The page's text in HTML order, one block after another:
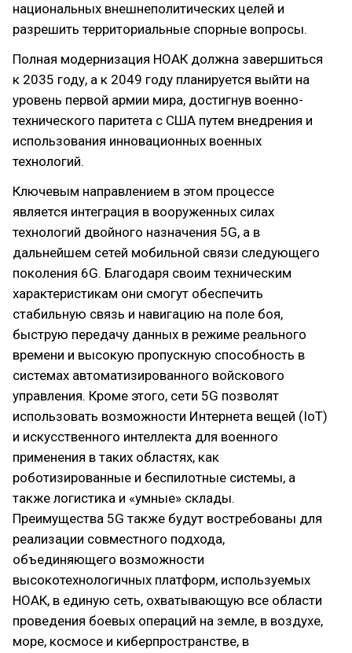
национальных внешнеполитических целей и
разрешить территориальные спорные вопросы.
Полная модернизация НОАК должна завершиться
к 2035 году, а к 2049 году планируется выйти на
уровень первой армии мира, достигнув военно-
технического паритета с США путем внедрения и
использования инновационных военных
технологий.
Ключевым направлением в этом процессе
является интеграция в вооруженных силах
технологий двойного назначения 5G, а в
дальнейшем сетей мобильной связи следующего
поколения 6G. Благодаря своим техническим
характеристикам они смогут обеспечить
стабильную связь и навигацию на поле боя,
быструю передачу данных в режиме реального
времени и высокую пропускную способность в
системах автоматизированного войскового
управления. Кроме этого, сети 5G позволят
использовать возможности Интернета вещей (IoT)
и искусственного интеллекта для военного
применения в таких областях, как
роботизированные и беспилотные системы, а
также логистика и «умные» склады.
Преимущества 5G также будут востребованы для
реализации совместного подхода,
объединяющего возможности
высокотехнологичных платформ, используемых
НОАК, в единую сеть, охватывающую все области
проведения боевых операций на земле, в воздухе,
море, космосе и киберпространстве, в